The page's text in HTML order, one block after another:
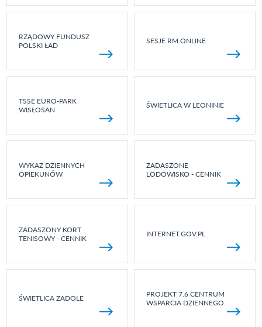
RZĄDOWY FUNDUSZ
POLSKI ŁAD
SESJE RM ONLINE
TSSE EURO-PARK
WISŁOSAN
ŚWIETLICA W LEONINIE
WYKAZ DZIENNYCH
OPIEKUNÓW
ZADASZONE
LODOWISKO - CENNIK
ZADASZONY KORT
TENISOWY - CENNIK
INTERNET.GOV.PL
ŚWIETLICA ZADOLE
PROJEKT 7.6 CENTRUM
WSPARCIA DZIENNEGO